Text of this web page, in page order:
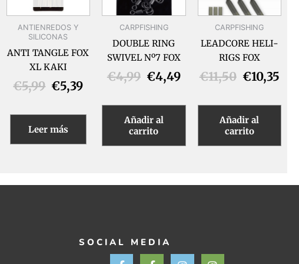
ANTIENREDOS Y
SILICONAS
ANTI TANGLE FOX
XL KAKI
€5,99 €5,39
Leer más
CARPFISHING
DOUBLE RING
SWIVEL Nº7 FOX
€4,99 €4,49
Añadir al
carrito
CARPFISHING
LEADCORE HELI-
RIGS FOX
€11,50 €10,35
Añadir al
carrito
SOCIAL MEDIA
F
F
I
I